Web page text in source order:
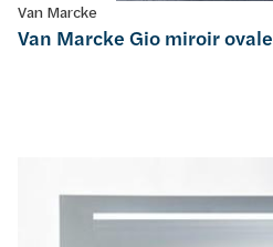
Van Marcke
Van Marcke Gio miroir ovale